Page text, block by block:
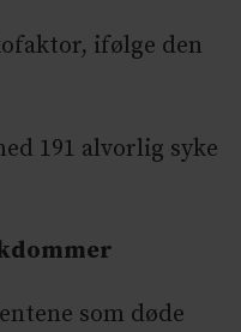
ifølge den
191 alvorlig syke
som døde